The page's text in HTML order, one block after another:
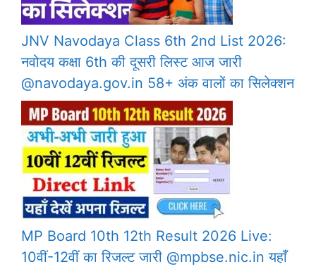
JNV Navodaya Class 6th 2nd List 2026:
नवोदय कक्षा 6th की दूसरी लिस्ट आज जारी
@navodaya.gov.in 58+ अंक वालों का सिलेक्शन
MP Board 10th 12th Result 2026 Live:
10वीं-12वीं का रिजल्ट जारी @mpbse.nic.in यहाँ